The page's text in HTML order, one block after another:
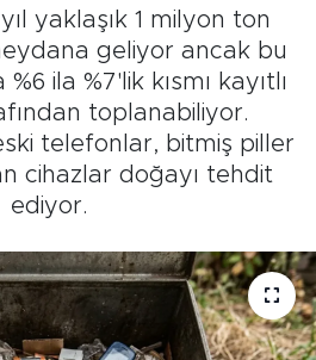
yaklaşık 1 milyon ton
geliyor ancak bu
ila %7'lik kısmı kayıtlı
toplanabiliyor.
telefonlar, bitmiş piller
cihazlar doğayı tehdit
ediyor.